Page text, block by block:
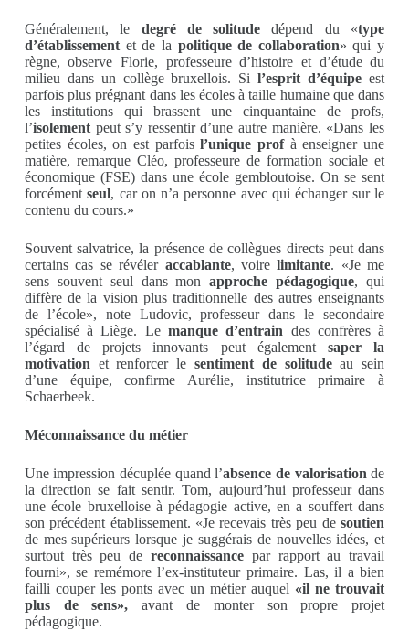
Généralement, le degré de solitude dépend du «type
d’établissementet de la politique de collaboration» qui y
règne, observe Florie, professeure d’histoire et d’étude du
milieu dans un collège bruxellois. Sil’esprit d’équipe est
parfois plus prégnant dans les écoles à taille humaine que dans
les institutions qui brassent une cinquantaine de profs,
l’isolementpeut s’y ressentir d’une autre manière. «Dans les
petites écoles, on est parfoisl’unique profà enseigner une
matière, remarque Cléo, professeure de formation sociale et
économique (FSE) dans une école gembloutoise. On se sent
forcémentseul, car on n’a personne avec qui échanger sur le
contenu du cours.»
Souvent salvatrice, la présence de collègues directs peut dans
certains cas se révéler accablante, voirelimitante. «Je me
sens souvent seul dans monapproche pédagogique, qui
diffère de la vision plus traditionnelle des autres enseignants
de l’école», note Ludovic, professeur dans le secondaire
spécialisé à Liège. Le manque d’entrain des confrères à
l’égard de projets innovants peut également saper la
motivation et renforcer le sentiment de solitudeau sein
d’une équipe, confirme Aurélie, institutrice primaire à
Schaerbeek.
Méconnaissance du métier
Une impression décuplée quand l’absence de valorisation de
la direction se fait sentir. Tom, aujourd’hui professeur dans
une école bruxelloise à pédagogie active, en a souffert dans
son précédent établissement. «Je recevais très peu desoutien
de mes supérieurs lorsque je suggérais de nouvelles idées, et
surtout très peu de reconnaissance par rapport au travail
fourni», se remémore l’ex-instituteur primaire. Las, il a bien
failli couper les ponts avec un métier auquel «il ne trouvait
plus de sens», avant de monter son propre projet
pédagogique.